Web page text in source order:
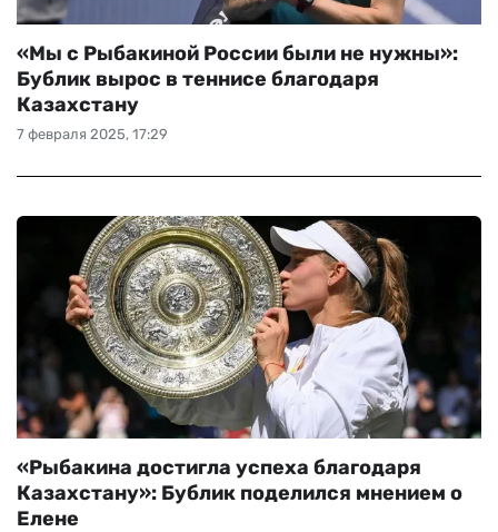
7 февраля 2025, 17:29
«Мы с Рыбакиной России были не нужны»:
Бублик вырос в теннисе благодаря
Казахстану
«Рыбакина достигла успеха благодаря
Казахстану»: Бублик поделился мнением о
Елене